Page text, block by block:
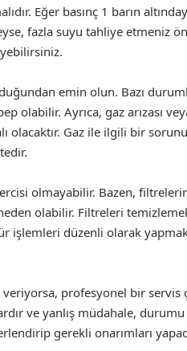
Eğer basınç 1 barın
fazla suyu tahliye etmeniz
emin olun. Bazı
olabilir. Ayrıca, gaz arızası
olacaktır. Gaz ile ilgili bir
olmayabilir. Bazen, filtrelerin
olabilir. Filtreleri
işlemleri düzenli olarak
profesyonel bir servis
ve yanlış müdahale,
gerekli onarımları